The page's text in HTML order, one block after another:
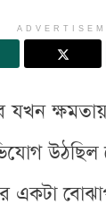
যখন
একটা